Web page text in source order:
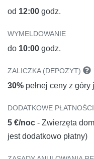
od 12:00 godz.
WYMELDOWANIE
do 10:00 godz.
ZALICZKA (DEPOZYT)
30% pełnej ceny z
DODATKOWE PŁATNOŚCI
5 €/noc - Zwierzęta
jest dodatkowo płatny)